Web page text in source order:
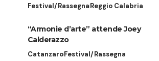
Festival/RassegnaReggio Calabria
“Armonie d’arte” attende Joey
Calderazzo
CatanzaroFestival/Rassegna